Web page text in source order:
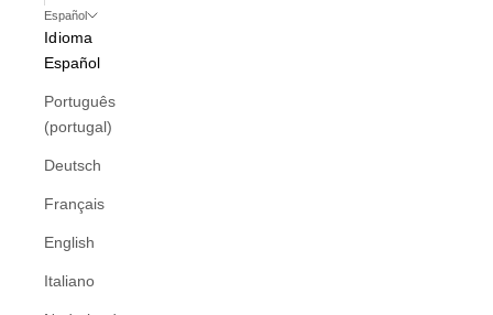
Español
Idioma
Español
Português
(portugal)
Deutsch
Français
English
Italiano